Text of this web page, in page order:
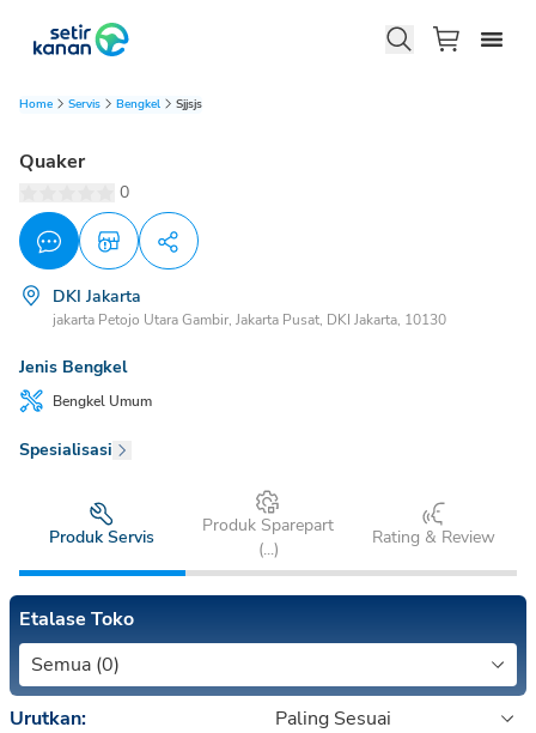
Home Servis Bengkel Sjjsjs
Quaker
0
DKI Jakarta
jakarta Petojo Utara Gambir, Jakarta Pusat, DKI Jakarta, 10130
Jenis Bengkel
Bengkel Umum
Spesialisasi
Produk Servis
Produk Sparepart
(...)
Rating & Review
Etalase Toko
Semua (0)
Urutkan: Paling Sesuai